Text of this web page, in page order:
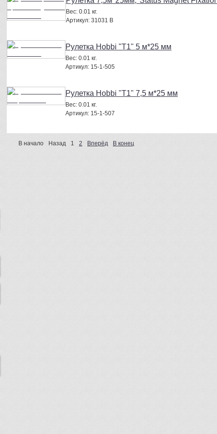
Вес: 0.01 кг.
Артикул: 31031 B
Рулетка Hobbi "T1" 5 м*25 мм
Вес: 0.01 кг.
Артикул: 15-1-505
Рулетка Hobbi "T1" 7,5 м*25 мм
Вес: 0.01 кг.
Артикул: 15-1-507
В начало Назад 1 2 Вперёд В конец